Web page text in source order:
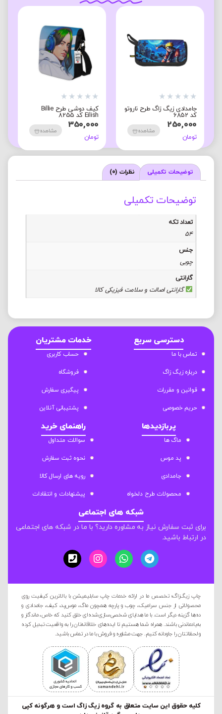
★
★
★
★
★
جامدادی زیگ زاگ طرح ناروتو
کد 6852
250,000
تومان
مشاهده
★
★
★
★
★
کیف دوشی طرح Billie
Eilish کد 8255
350,000
تومان
مشاهده
توضیحات تکمیلی نظرات (0)
توضیحات تکمیلی
تعداد تکه
54
جنس
چوبی
گارانتی
گارانتی اصالت و سلامت فیزیکی کالا
دسترسی سریع
تماس با ما
درباره زیگ زاگ
قوانین و مقررات
حریم خصوصی
خدمات مشتریان
حساب کاربری
فروشگاه
پیگیری سفارش
پشتیبانی آنلاین
پربازدیدها
ماگ ها
پد موس
جامدادی
محصولات طرح دلخواه
راهنمای خرید
سوالات متداول
نحوه ثبت سفارش
رویه های ارسال کالا
پیشنهادات و انتقادات
شبکه های اجتماعی
برای ثبت سفارش نیاز به مشاوره دارید؟ با ما در شبکه های اجتماعی
در ارتباط باشید.
چاپ زیگ‌زاگ؛ تخصص ما در ارائه خدمات چاپ سابلیمیشن با بالاترین کیفیت روی
محصولاتی از جنس سرامیک، چوب و پارچه همچون ماگ، موس‌پد، کیف، جامدادی و
ده‌ها گزینه دیگر است. با ما هدایای شخصی‌سازی‌شده‌ای خلق کنید که خاص، ماندگار و
به‌یادماندنی باشند. همراه شما هستیم تا ایده‌های خلاقانه‌تان را به واقعیت تبدیل کرده
و لحظاتتان را جاودانه کنیم. جهت مشاوره و فروش با ما در تماس باشید.
کليه حقوق این سایت متعلق به گروه زیگ زاگ است و هرگونه کپی